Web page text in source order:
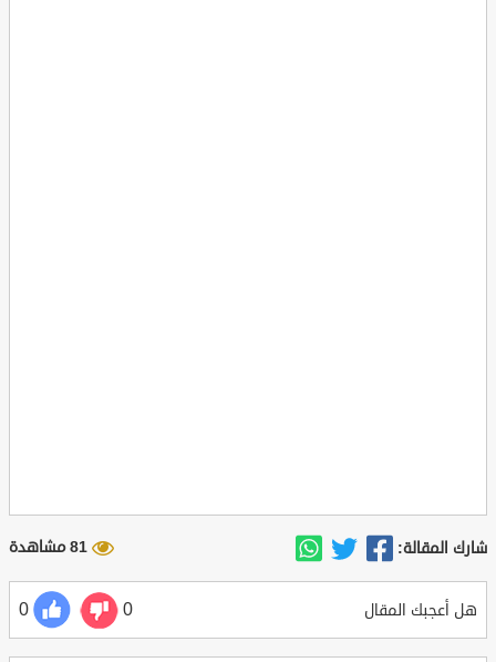
شارك المقالة: 81 مشاهدة
هل أعجبك المقال 0
0